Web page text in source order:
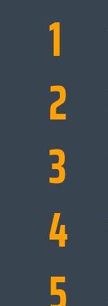
1
2
3
4